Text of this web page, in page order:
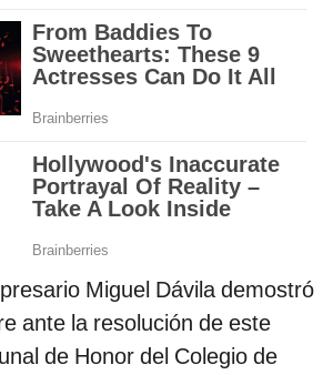
Miguel Dávila demostró
ante la resolución de este
de Honor del Colegio de